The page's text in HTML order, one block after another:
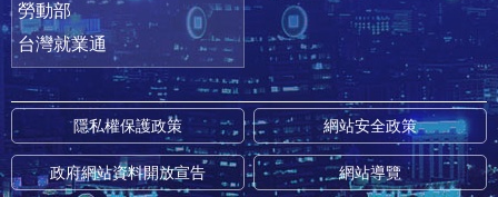
勞動部
台灣就業通
隱私權保護政策 網站安全政策
政府網站資料開放宣告 網站導覽